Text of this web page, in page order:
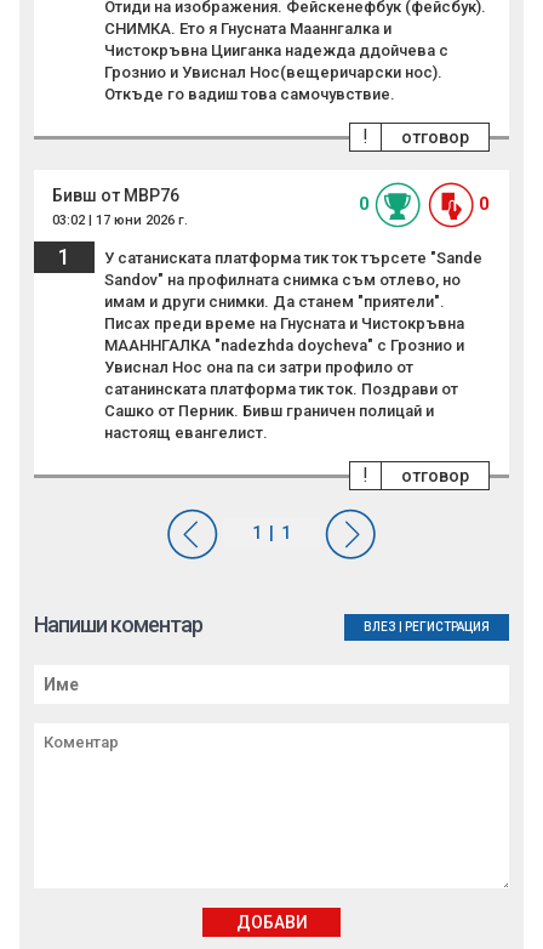
Отиди на изображения. Фейскенефбук (фейсбук).
СНИМКА. Ето я Гнусната Мааннгалка и
Чистокръвна Цииганка надежда ддойчева с
Грознио и Увиснал Нос(вещеричарски нос).
Откъде го вадиш това самочувствие.
отговор
!
Бивш от МВР76
03:02 | 17 юни 2026 г.
0 0
1
У сатаниската платформа тик ток търсете "Sande
Sandov" на профилната снимка съм отлево, но
имам и други снимки. Да станем "приятели".
Писах преди време на Гнусната и Чистокръвна
МААННГАЛКА "nadezhda doycheva" с Грознио и
Увиснал Нос она па си затри профило от
сатанинската платформа тик ток. Поздрави от
Сашко от Перник. Бивш граничен полицай и
настоящ евангелист.
отговор
!
Напиши коментар ВЛЕЗ РЕГИСТРАЦИЯ
ДОБАВИ